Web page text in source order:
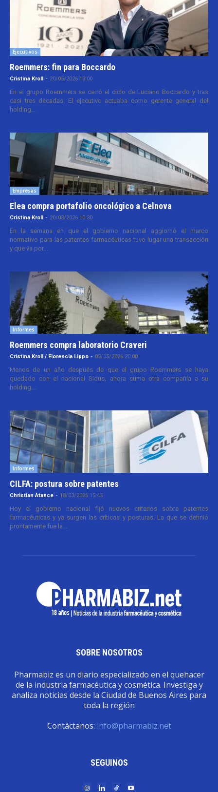
Ejecutivos
Roemmers: fin para Boccardo
Cristina Kroll - 20/05/2026 13:00
En el grupo Roemmers se cerró el ciclo de Luciano Boccardo y tras
casi tres décadas. El ejecutivo actuaba como gerente general del
holding...
Empresas
Elea compra portafolio oncológico a Celnova
Cristina Kroll - 20/03/2026 10:30
En la semana en que el gobierno nacional aggiornó el marco
normativo para las patentes farmacéuticas tuvo lugar una transacción
y que va por...
Informes
Roemmers compra laboratorio Craveri
Cristina Kroll / Florencia Lippo - 05/05/2026 20:00
Menos de un año después de que el grupo Roemmers se haya
quedado con el nacional Sidus, ahora suma otra compañía a su
holding....
Informes
CILFA: postura sobre patentes
Christian Atance - 18/03/2026 15:45
Hoy el gobierno nacional fijó nuevos criterios sobre patentes
farmacéuticas y ya surgen las críticas y posturas. La que se definió
prontamente fue la...
SOBRE NOSOTROS
Pharmabiz es un diario especializado en el quehacer
de la industria farmacéutica y cosmética. Investiga y
analiza noticias desde la Ciudad de Buenos Aires para
toda la región
Contáctanos: info@pharmabiz.net
SEGUINOS